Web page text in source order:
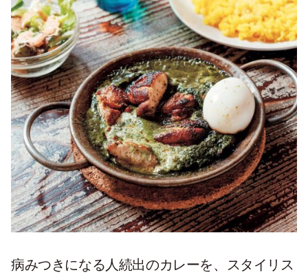
病みつきになる人続出のカレーを、スタイリス